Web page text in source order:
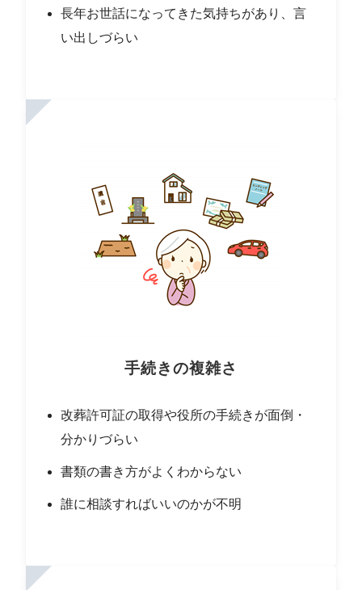
長年お世話になってきた気持ちがあり、言
い出しづらい
手続きの複雑さ
改葬許可証の取得や役所の手続きが面倒・
分かりづらい
書類の書き方がよくわからない
誰に相談すればいいのかが不明